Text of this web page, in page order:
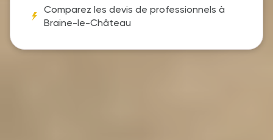
Comparez les devis de professionnels à
Braine-le-Château